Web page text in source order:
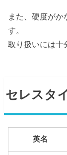
また、硬度がか
す。
取り扱いには十
セレスタ
英名